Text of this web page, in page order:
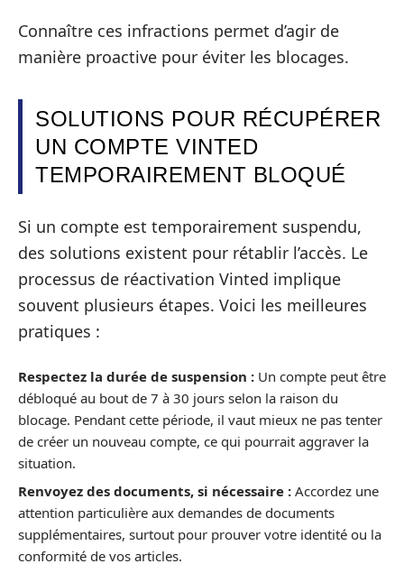
Connaître ces infractions permet d’agir de
manière proactive pour éviter les blocages.
SOLUTIONS POUR RÉCUPÉRER
UN COMPTE VINTED
TEMPORAIREMENT BLOQUÉ
Si un compte est temporairement suspendu,
des solutions existent pour rétablir l’accès. Le
processus de réactivation Vinted implique
souvent plusieurs étapes. Voici les meilleures
pratiques :
Respectez la durée de suspension : Un compte peut être
débloqué au bout de 7 à 30 jours selon la raison du
blocage. Pendant cette période, il vaut mieux ne pas tenter
de créer un nouveau compte, ce qui pourrait aggraver la
situation.
Renvoyez des documents, si nécessaire : Accordez une
attention particulière aux demandes de documents
supplémentaires, surtout pour prouver votre identité ou la
conformité de vos articles.